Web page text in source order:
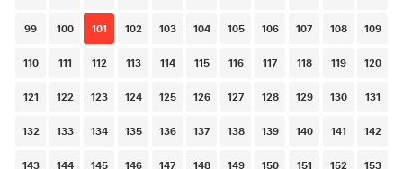
99 100 101 102 103 104 105 106 107 108 109
110 111 112 113 114 115 116 117 118 119 120
121 122 123 124 125 126 127 128 129 130 131
132 133 134 135 136 137 138 139 140 141 142
143 144 145 146 147 148 149 150 151 152 153